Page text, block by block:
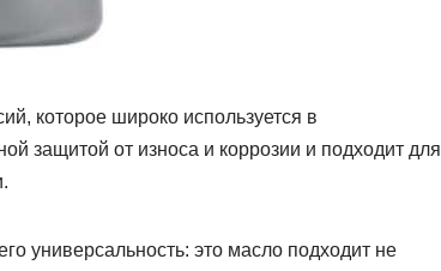
которое широко используется в
защитой от износа и коррозии и подходит для
универсальность: это масло подходит не